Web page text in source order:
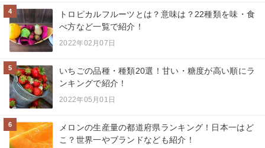
4
トロピカルフルーツとは？意味は？22種類を味・食
べ方など一覧で紹介！
2022年02月07日
5
いちごの品種・種類20選！甘い・糖度が高い順にラ
ンキングで紹介！
2022年05月01日
6
メロンの生産量の都道府県ランキング！日本一はど
こ？世界一やブランドなども紹介！